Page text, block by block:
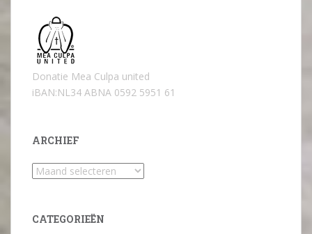
Donatie Mea Culpa united
iBAN:NL34 ABNA 0592 5951 61
ARCHIEF
Archief
CATEGORIEËN